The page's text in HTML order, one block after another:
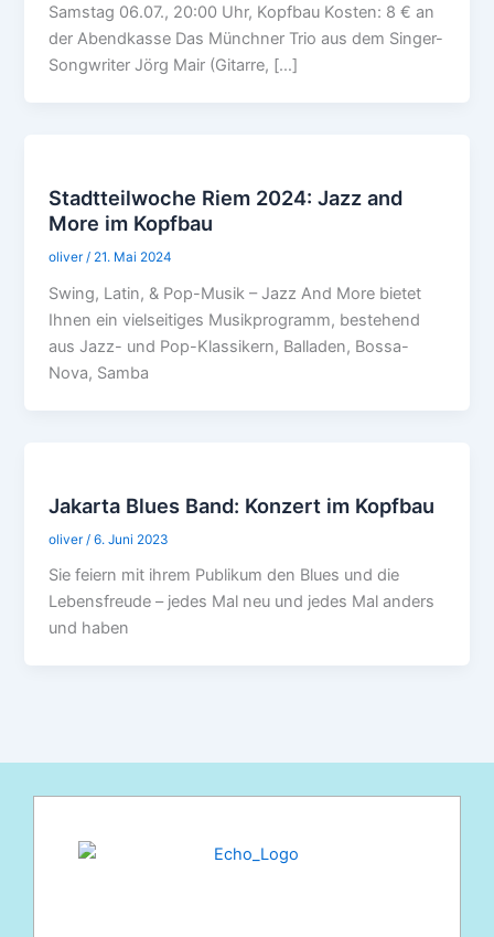
Samstag 06.07., 20:00 Uhr, Kopfbau Kosten: 8 € an
der Abendkasse Das Münchner Trio aus dem Singer-
Songwriter Jörg Mair (Gitarre, […]
Stadtteilwoche Riem 2024: Jazz and
More im Kopfbau
oliver/ 21. Mai 2024
Swing, Latin, & Pop-Musik – Jazz And More bietet
Ihnen ein vielseitiges Musikprogramm, bestehend
aus Jazz- und Pop-Klassikern, Balladen, Bossa-
Nova, Samba
Jakarta Blues Band: Konzert im Kopfbau
oliver /6. Juni 2023
Sie feiern mit ihrem Publikum den Blues und die
Lebensfreude – jedes Mal neu und jedes Mal anders
und haben